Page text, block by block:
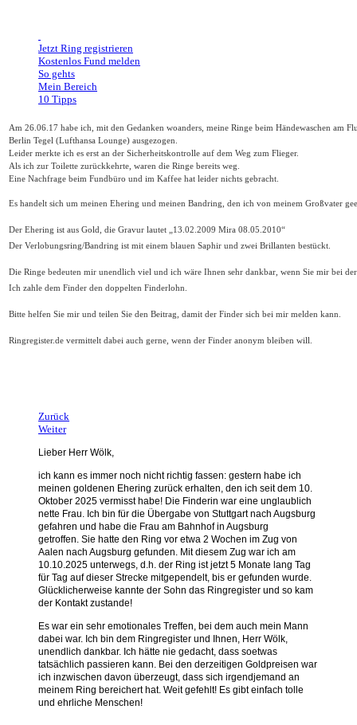
Jetzt Ring registrieren
Kostenlos Fund melden
So gehts
Mein Bereich
10 Tipps
Am 26.06.17 habe ich, mit den Gedanken woanders, meine Ringe beim Händewaschen am
Berlin Tegel (Lufthansa Lounge) ausgezogen.
Leider merkte ich es erst an der Sicherheitskontrolle auf dem Weg zum Flieger.
Als ich zur Toilette zurückkehrte, waren die Ringe bereits weg.
Eine Nachfrage beim Fundbüro und im Kaffee hat leider nichts gebracht.
Es handelt sich um meinen Ehering und meinen Bandring, den ich von meinem Großvater
Der Ehering ist aus Gold, die Gravur lautet „13.02.2009 Mira 08.05.2010“
Der Verlobungsring/Bandring ist mit einem blauen Saphir und zwei Brillanten bestückt.
Die Ringe bedeuten mir unendlich viel und ich wäre Ihnen sehr dankbar, wenn Sie mir bei
Ich zahle dem Finder den doppelten Finderlohn.
Bitte helfen Sie mir und teilen Sie den Beitrag, damit der Finder sich bei mir melden kann.
Ringregister.de vermittelt dabei auch gerne, wenn der Finder anonym bleiben will.
Zurück
Weiter
Lieber Herr Wölk,
ich kann es immer noch nicht richtig fassen: gestern habe ich
meinen goldenen Ehering zurück erhalten, den ich seit dem 10.
Oktober 2025 vermisst habe! Die Finderin war eine unglaublich
nette Frau. Ich bin für die Übergabe von Stuttgart nach Augsburg
gefahren und habe die Frau am Bahnhof in Augsburg
getroffen. Sie hatte den Ring vor etwa 2 Wochen im Zug von
Aalen nach Augsburg gefunden. Mit diesem Zug war ich am
10.10.2025 unterwegs, d.h. der Ring ist jetzt 5 Monate lang Tag
für Tag auf dieser Strecke mitgependelt, bis er gefunden wurde.
Glücklicherweise kannte der Sohn das Ringregister und so kam
der Kontakt zustande!
Es war ein sehr emotionales Treffen, bei dem auch mein Mann
dabei war. Ich bin dem Ringregister und Ihnen, Herr Wölk,
unendlich dankbar. Ich hätte nie gedacht, dass soetwas
tatsächlich passieren kann. Bei den derzeitigen Goldpreisen war
ich inzwischen davon überzeugt, dass sich irgendjemand an
meinem Ring bereichert hat. Weit gefehlt! Es gibt einfach tolle
und ehrliche Menschen!